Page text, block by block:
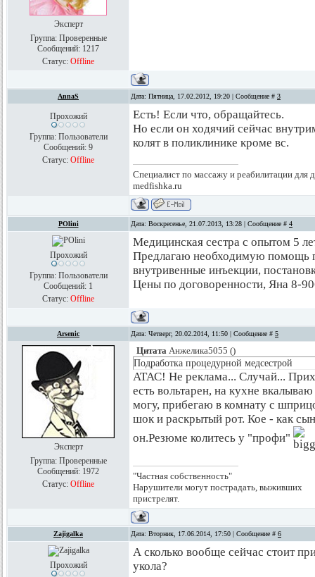
Эксперт
Группа: Проверенные
Сообщений: 1217
Статус: Offline
AnnaS Дата: Пятница, 17.02.2012, 19:20 | Сообщение # 3
Прохожий
Группа: Пользователи
Сообщений: 9
Статус: Offline
Есть! Если что, обращайтесь.
Но если он ходячий сейчас
колят в поликлинике кроме вс.
Специалист по массажу и реабилитации для
medfishka.ru
POlini Дата: Воскресенье, 21.07.2013, 13:28 | Сообщение # 4
Прохожий
Группа: Пользователи
Сообщений: 1
Статус: Offline
Медицинская сестра с опытом 5
Предлагаю необходимую помощь
внутривенные инъекции,
Цены по договоренности, Яна 8-
Arsenic Дата: Четверг, 20.02.2014, 11:50 | Сообщение # 5
Эксперт
Группа: Проверенные
Сообщений: 1972
Статус: Offline
Цитата Анжелика5055 ()
Подработка процедурной медсестрой
АТАС! Не реклама... Случай...
есть вольтарен, на кухне
могу, прибегаю в комнату с
шок и раскрытый рот. Кое - как
он.Резюме колитесь у "профи"
"Частная собственность"
Нарушители могут пострадать, выживших
пристрелят.
Zajigalka Дата: Вторник, 17.06.2014, 17:50 | Сообщение # 6
Прохожий
А сколько вообще сейчас стоит
укола?